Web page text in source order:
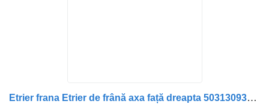
Etrier frana Etrier de frână axa față dreapta 5031309365001858713 pentru camion Irisbus 16092 RP FESI